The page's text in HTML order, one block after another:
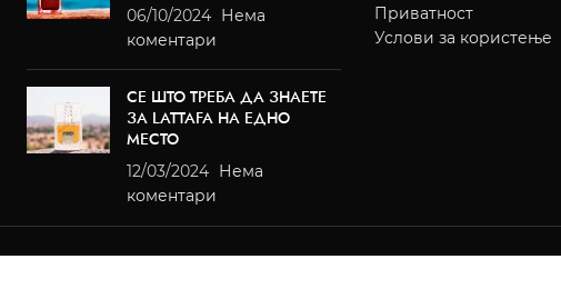
06/10/2024 Нема
коментари
СЕ ШТО ТРЕБА ДА ЗНАЕТЕ
ЗА LATTAFA НА ЕДНО
МЕСТО
12/03/2024 Нема
коментари
Приватност
Услови за користење